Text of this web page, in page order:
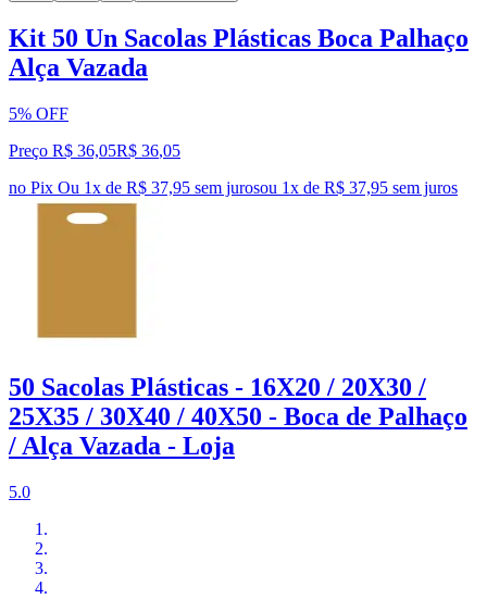
Kit 50 Un Sacolas Plásticas Boca Palhaço
Alça Vazada
5% OFF
Preço R$ 36,05R$ 36,05
no Pix Ou 1x de R$ 37,95 sem jurosou 1x de R$ 37,95 sem juros
50 Sacolas Plásticas - 16X20 / 20X30 /
25X35 / 30X40 / 40X50 - Boca de Palhaço
/ Alça Vazada - Loja
5.0